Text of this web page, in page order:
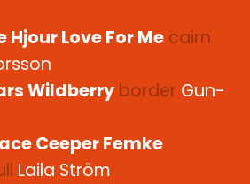
Hjour Love For Me cairn
Wildberry border Gun-
Ceeper Femke
Laila Ström